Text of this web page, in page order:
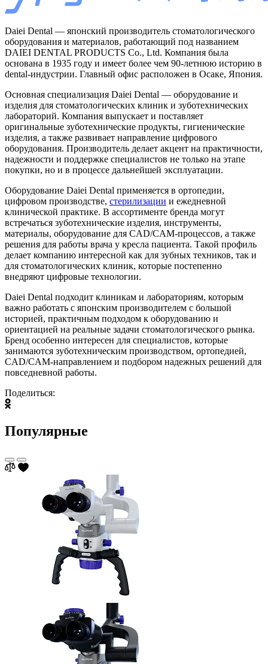
Daiei Dental — японский производитель стоматологического
оборудования и материалов, работающий под названием
DAIEI DENTAL PRODUCTS Co., Ltd. Компания была
основана в 1935 году и имеет более чем 90-летнюю историю в
dental-индустрии. Главный офис расположен в Осаке, Япония.
Основная специализация Daiei Dental — оборудование и
изделия для стоматологических клиник и зуботехнических
лабораторий. Компания выпускает и поставляет
оригинальные зуботехнические продукты, гигиенические
изделия, а также развивает направление цифрового
оборудования. Производитель делает акцент на практичности,
надежности и поддержке специалистов не только на этапе
покупки, но и в процессе дальнейшей эксплуатации.
Оборудование Daiei Dental применяется в ортопедии,
цифровом производстве, стерилизации и ежедневной
клинической практике. В ассортименте бренда могут
встречаться зуботехнические изделия, инструменты,
материалы, оборудование для CAD/CAM-процессов, а также
решения для работы врача у кресла пациента. Такой профиль
делает компанию интересной как для зубных техников, так и
для стоматологических клиник, которые постепенно
внедряют цифровые технологии.
Daiei Dental подходит клиникам и лабораториям, которым
важно работать с японским производителем с большой
историей, практичным подходом к оборудованию и
ориентацией на реальные задачи стоматологического рынка.
Бренд особенно интересен для специалистов, которые
занимаются зуботехническим производством, ортопедией,
CAD/CAM-направлением и подбором надежных решений для
повседневной работы.
Поделиться:
Популярные